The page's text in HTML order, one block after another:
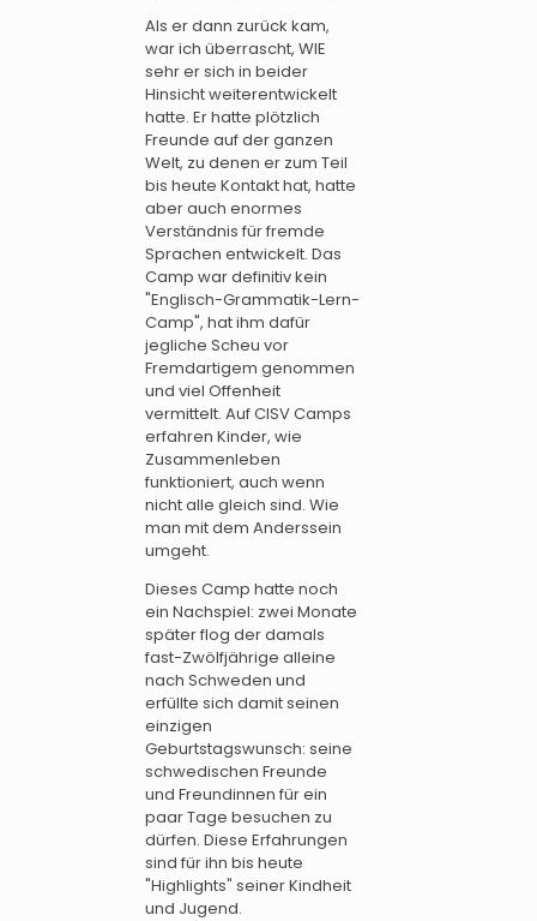
Als er dann zurück kam,
war ich überrascht, WIE
sehr er sich in beider
Hinsicht weiterentwickelt
hatte. Er hatte plötzlich
Freunde auf der ganzen
Welt, zu denen er zum Teil
bis heute Kontakt hat, hatte
aber auch enormes
Verständnis für fremde
Sprachen entwickelt. Das
Camp war definitiv kein
"Englisch-Grammatik-Lern-
Camp", hat ihm dafür
jegliche Scheu vor
Fremdartigem genommen
und viel Offenheit
vermittelt. Auf CISV Camps
erfahren Kinder, wie
Zusammenleben
funktioniert, auch wenn
nicht alle gleich sind. Wie
man mit dem Anderssein
umgeht.
Dieses Camp hatte noch
ein Nachspiel: zwei Monate
später flog der damals
fast-Zwölfjährige alleine
nach Schweden und
erfüllte sich damit seinen
einzigen
Geburtstagswunsch: seine
schwedischen Freunde
und Freundinnen für ein
paar Tage besuchen zu
dürfen. Diese Erfahrungen
sind für ihn bis heute
"Highlights" seiner Kindheit
und Jugend.